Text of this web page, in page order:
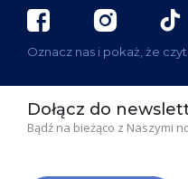
Oznacz nas i pokaż, że
Dołącz do
Bądź na bieżąco z Naszymi